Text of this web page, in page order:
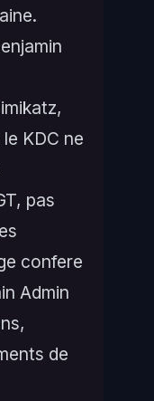
KDC ne
pas
confere
Admin
de